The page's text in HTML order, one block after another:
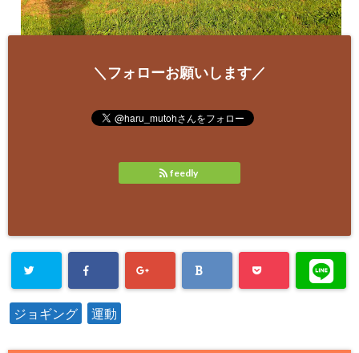
＼フォローお願いします／
feedly
ジョギング 運動